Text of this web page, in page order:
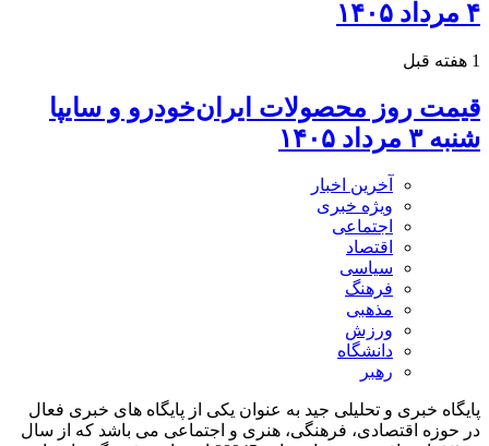
۴ مرداد ۱۴۰۵
1 هفته قبل
قیمت روز محصولات ایران‌خودرو و سایپا
شنبه ۳ مرداد ۱۴۰۵
آخرین اخبار
ویژه خبری
اجتماعی
اقتصاد
سیاسی
فرهنگ
مذهبی
ورزش
دانشگاه
رهبر
پایگاه خبری و تحلیلی جید به عنوان یکی از پایگاه های خبری فعال
در حوزه اقتصادی، فرهنگی، هنری و اجتماعی می باشد که از سال